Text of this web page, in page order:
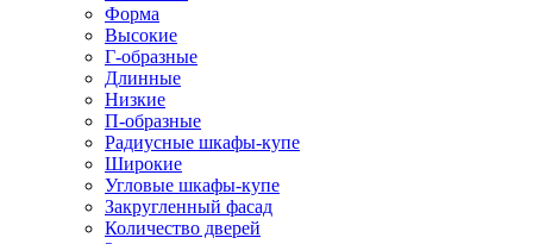
Форма
Высокие
Г-образные
Длинные
Низкие
П-образные
Радиусные шкафы-купе
Широкие
Угловые шкафы-купе
Закругленный фасад
Количество дверей